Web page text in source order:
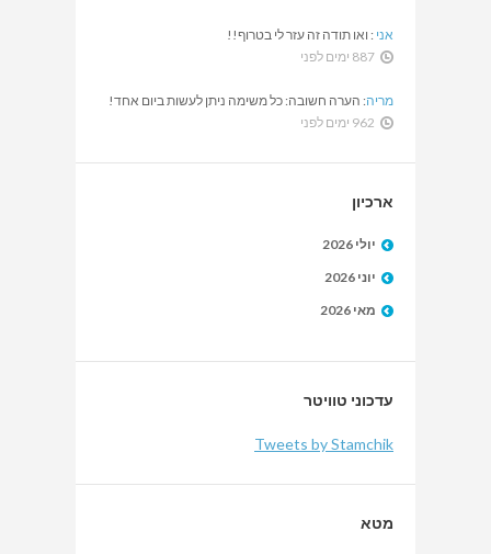
אני : ואו תודה זה עזר לי בטרוף!!
887 ימים לפני
מריה: הערה חשובה: כל משימה ניתן לעשות ביום אחד!
962 ימים לפני
ארכיון
יולי 2026
יוני 2026
מאי 2026
עדכוני טוויטר
Tweets by Stamchik
מטא